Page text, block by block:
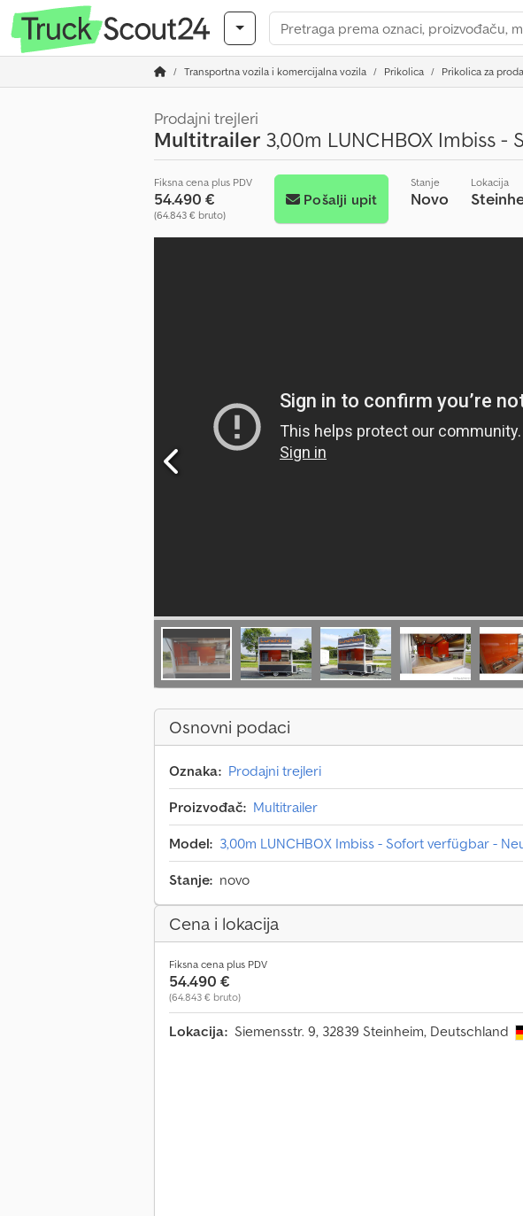
Transportna vozila i komercijalna vozila Prikolica Prikolica za
Prodajni trejleri
Multitrailer 3,00m LUNCHBOX Imbiss
Fiksna cena plus PDV
54.490 €
(64.843 € bruto)
Pošalji upit
Stanje
Novo
Lokacija
Osnovni podaci
Oznaka: Prodajni trejleri
Proizvođač: Multitrailer
Model: 3,00m LUNCHBOX Imbiss - Sofort verfügbar -
Stanje: novo
Cena i lokacija
Fiksna cena plus PDV
54.490 €
(64.843 € bruto)
Lokacija: Siemensstr. 9, 32839 Steinheim, Deutschland